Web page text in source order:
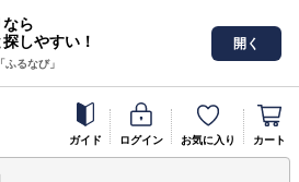
ら
しやすい！
るなび」
開く
ガイド ログイン お気に入り カート